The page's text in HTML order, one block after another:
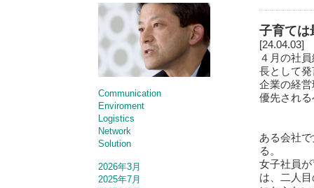
Communication
Enviroment
Logistics
Network
Solution
2026年3月
2025年7月
子育ては
[24.04.03]
４月の社
長として
企業の経
優先され
ある会社
る。
女子社員
は、二人